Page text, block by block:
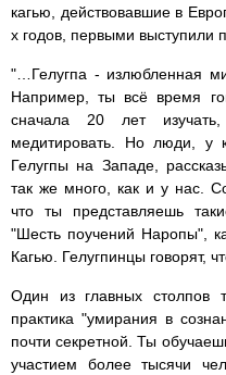
кагью, действовавшие в
х годов, первыми выступили
"…Гелугпа - излюбленная
Например, ты всё время
сначала 20 лет
медитировать. Но люди, у
Гелугпы на Западе,
так же много, как и у нас.
что ты представляешь
"Шесть поучений Наропы",
Кагью. Гелугпинцы говорят,
Один из главных столпов
практика "умирания в
почти секретной. Ты
участием более тысячи